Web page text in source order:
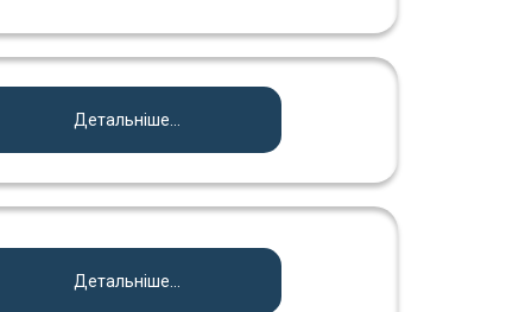
Детальніше...
Детальніше...